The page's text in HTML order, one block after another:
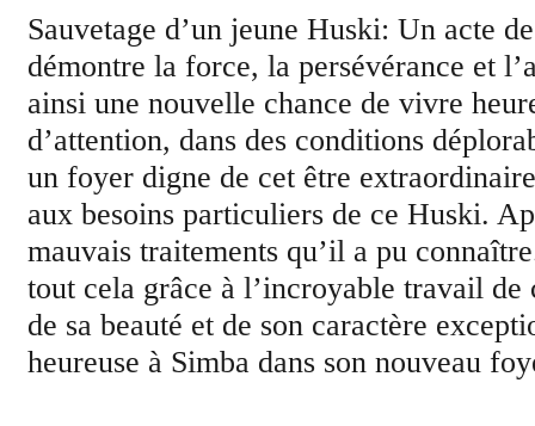
Sauvetage d’un jeune Huski: Un acte
démontre la force, la persévérance et
ainsi une nouvelle chance de vivre
d’attention, dans des conditions
un foyer digne de cet être
aux besoins particuliers de ce Huski.
mauvais traitements qu’il a pu
tout cela grâce à l’incroyable travail
de sa beauté et de son caractère
heureuse à Simba dans son nouveau